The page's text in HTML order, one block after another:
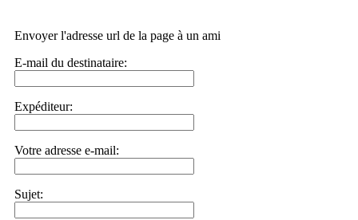
Envoyer l'adresse url de la page à un ami
E-mail du destinataire:
Expéditeur:
Votre adresse e-mail:
Sujet: